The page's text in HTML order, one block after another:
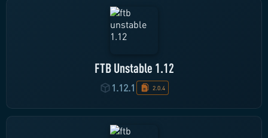
FTB Unstable 1.12
1.12.1 2.0.4